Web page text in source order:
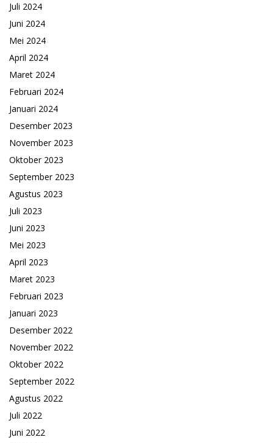
Juli 2024
Juni 2024
Mei 2024
April 2024
Maret 2024
Februari 2024
Januari 2024
Desember 2023
November 2023
Oktober 2023
September 2023
Agustus 2023
Juli 2023
Juni 2023
Mei 2023
April 2023
Maret 2023
Februari 2023
Januari 2023
Desember 2022
November 2022
Oktober 2022
September 2022
Agustus 2022
Juli 2022
Juni 2022